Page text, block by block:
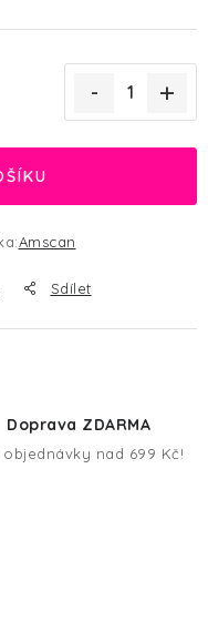
Amscan
Sdílet
Doprava ZDARMA
objednávky nad 699 Kč!